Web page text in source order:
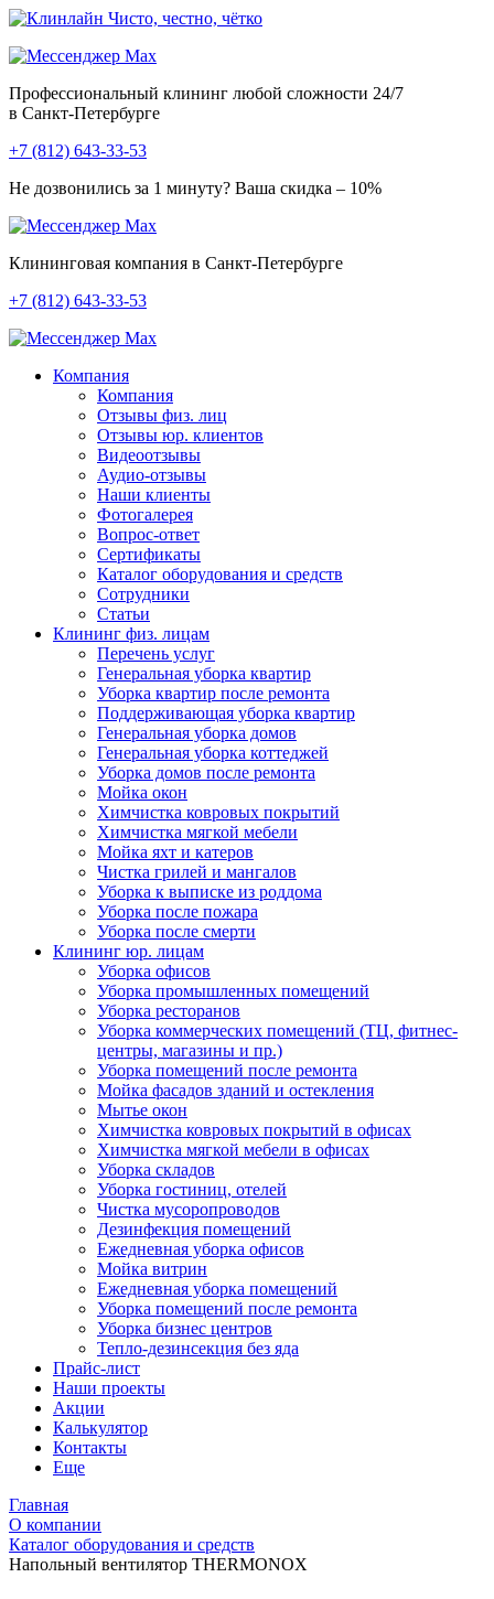
Чисто, честно, чётко
Профессиональный клининг любой сложности 24/7
в Санкт-Петербурге
+7 (812) 643-33-53
Не дозвонились за 1 минуту? Ваша скидка – 10%
Клининговая компания в Санкт-Петербурге
+7 (812) 643-33-53
Компания
Компания
Отзывы физ. лиц
Отзывы юр. клиентов
Видеоотзывы
Аудио-отзывы
Наши клиенты
Фотогалерея
Вопрос-ответ
Сертификаты
Каталог оборудования и средств
Сотрудники
Статьи
Клининг физ. лицам
Перечень услуг
Генеральная уборка квартир
Уборка квартир после ремонта
Поддерживающая уборка квартир
Генеральная уборка домов
Генеральная уборка коттеджей
Уборка домов после ремонта
Мойка окон
Химчистка ковровых покрытий
Химчистка мягкой мебели
Мойка яхт и катеров
Чистка грилей и мангалов
Уборка к выписке из роддома
Уборка после пожара
Уборка после смерти
Клининг юр. лицам
Уборка офисов
Уборка промышленных помещений
Уборка ресторанов
Уборка коммерческих помещений (ТЦ, фитнес-
центры, магазины и пр.)
Уборка помещений после ремонта
Мойка фасадов зданий и остекления
Мытье окон
Химчистка ковровых покрытий в офисах
Химчистка мягкой мебели в офисах
Уборка складов
Уборка гостиниц, отелей
Чистка мусоропроводов
Дезинфекция помещений
Ежедневная уборка офисов
Мойка витрин
Ежедневная уборка помещений
Уборка помещений после ремонта
Уборка бизнес центров
Тепло-дезинсекция без яда
Прайс-лист
Наши проекты
Акции
Калькулятор
Контакты
Еще
Главная
О компании
Каталог оборудования и средств
Напольный вентилятор THERMONOX